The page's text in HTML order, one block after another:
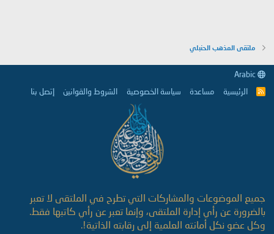
ملتقى المذهب الحنبلي
R
الرئيسية مساعدة سياسة الخصوصية الشروط والقوانين إتصل بنا
جميع الموضوعات والمشاركات التي تطرح في الملتقى لا تعبر
بالضرورة عن رأي إدارة الملتقى، وإنما تعبر عن رأي كاتبها فقط.
وكل عضو نكل أمانته العلمية إلى رقابته الذاتية!.